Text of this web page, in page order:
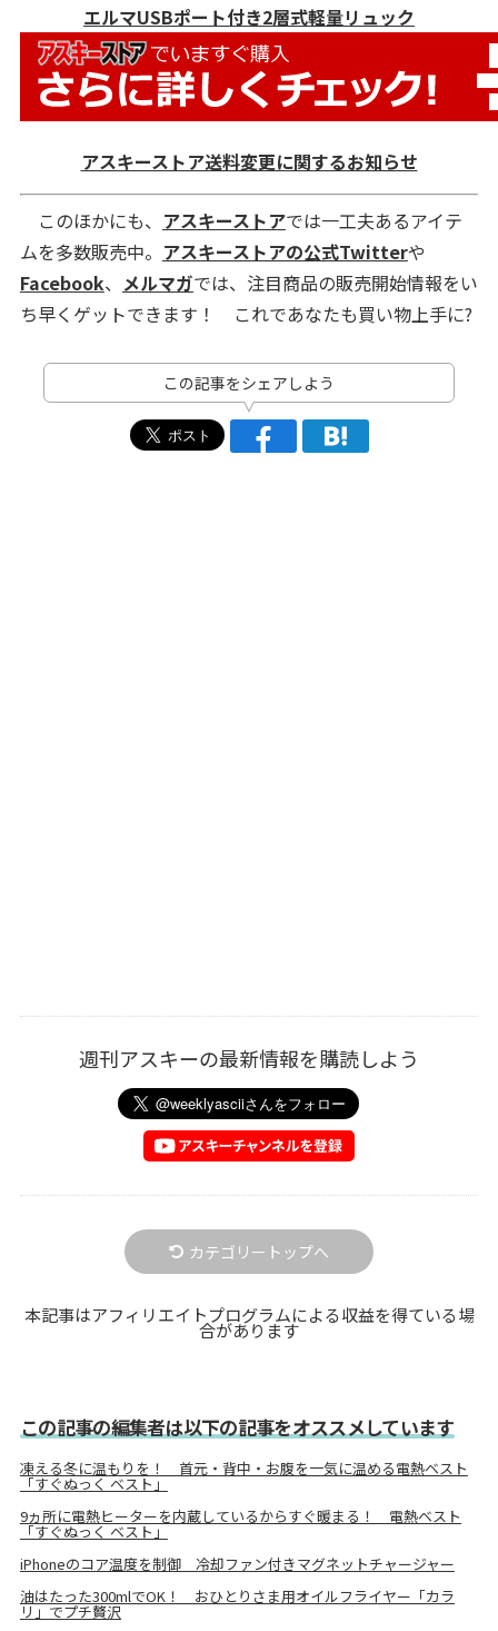
エルマUSBポート付き2層式軽量リュック
アスキーストア送料変更に関するお知らせ
このほかにも、 アスキーストアでは一工夫あるアイテ
ムを多数販売中。 アスキーストアの公式Twitterや
Facebook、 メルマガでは、注目商品の販売開始情報をい
ち早くゲットできます！ これであなたも買い物上手に?
この記事をシェアしよう
週刊アスキーの最新情報を購読しよう
カテゴリートップへ
本記事はアフィリエイトプログラムによる収益を得ている場
合があります
この記事の編集者は以下の記事をオススメしています
凍える冬に温もりを！ 首元・背中・お腹を一気に温める電熱ベスト
「すぐぬっく ベスト」
9ヵ所に電熱ヒーターを内蔵しているからすぐ暖まる！ 電熱ベスト
「すぐぬっく ベスト」
iPhoneのコア温度を制御 冷却ファン付きマグネットチャージャー
油はたった300mlでOK！ おひとりさま用オイルフライヤー「カラ
リ」でプチ贅沢